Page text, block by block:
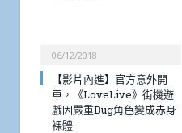
06/12/2018
【影片內進】官方意外開
車，《LoveLive》街機遊
戲因嚴重Bug角色變成赤身
裸體